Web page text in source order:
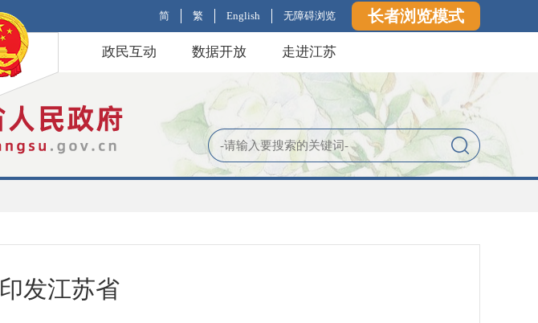
简 繁 English 无障碍浏览 长者浏览模式
政民互动 数据开放 走进江苏
发江苏省